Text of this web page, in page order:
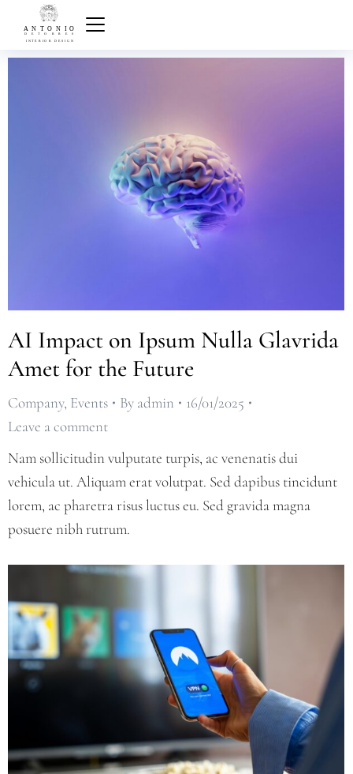
AI Impact on Ipsum Nulla Glavrida
Amet for the Future
Company, Events By admin
16/01/2025
Leave a comment
Nam sollicitudin vulputate turpis, ac venenatis dui
vehicula ut. Aliquam erat volutpat. Sed dapibus tincidunt
lorem, ac pharetra risus luctus eu. Sed gravida magna
posuere nibh rutrum.